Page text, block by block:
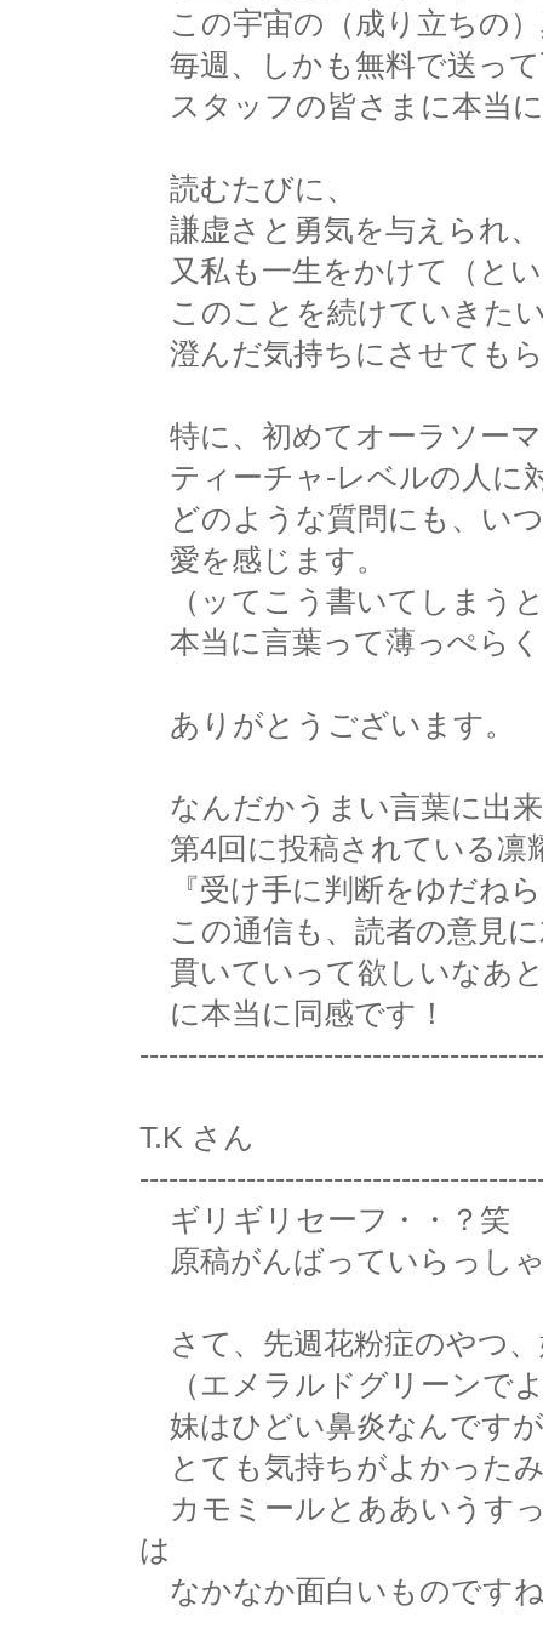
この宇宙の（成り立ちの
毎週、しかも無料で送っ
スタッフの皆さまに本当
読むたびに、
謙虚さと勇気を与えられ、
又私も一生をかけて（と
このことを続けていきた
澄んだ気持ちにさせても
特に、初めてオーラソー
ティーチャ-レベルの人に
どのような質問にも、い
愛を感じます。
（ッてこう書いてしまう
本当に言葉って薄っぺら
ありがとうございます。
なんだかうまい言葉に出
第4回に投稿されている凛
『受け手に判断をゆだね
この通信も、読者の意見
貫いていって欲しいなあ
に本当に同感です！
T.K さん
ギリギリセーフ・・？笑
原稿がんばっていらっし
さて、先週花粉症のやつ
（エメラルドグリーンで
妹はひどい鼻炎なんです
とても気持ちがよかった
カモミールとああいうす
は
なかなか面白いものです